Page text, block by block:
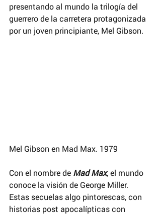
presentando al mundo la trilogía del
guerrero de la carretera protagonizada
por un joven principiante, Mel Gibson.
Mel Gibson en Mad Max. 1979
Con el nombre de Mad Max, el mundo
conoce la visión de George Miller.
Estas secuelas algo pintorescas, con
historias post apocalípticas con